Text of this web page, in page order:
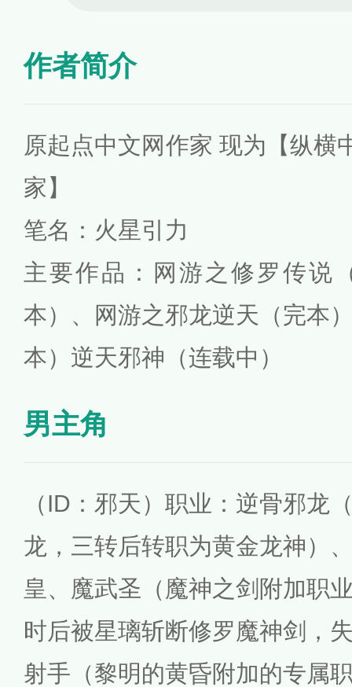
作者简介
原起点中文网作家 现为【纵横
家】
笔名：火星引力
主要作品：网游之修罗传说
本）、网游之邪龙逆天（完本
本）逆天邪神（连载中）
男主角
（ID：邪天）职业：逆骨邪龙
龙，三转后转职为黄金龙神）
皇、魔武圣（魔神之剑附加职
时后被星璃斩断修罗魔神剑，
射手（黎明的黄昏附加的专属